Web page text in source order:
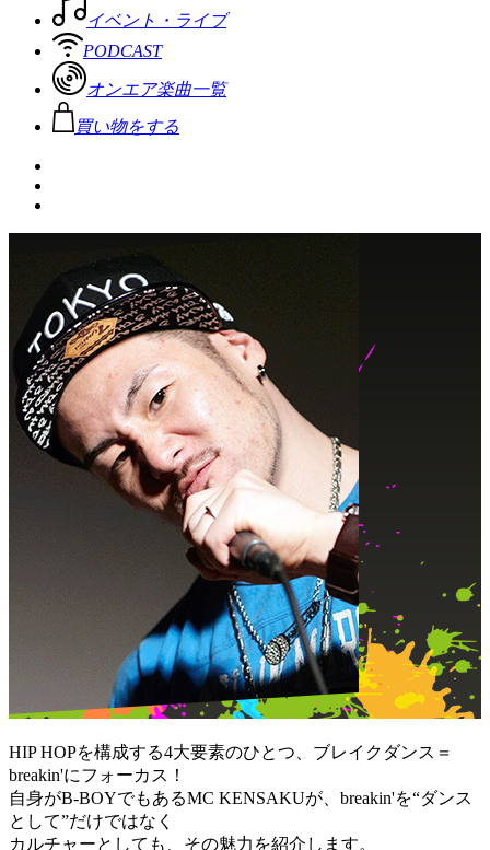
イベント・ライブ
PODCAST
オンエア楽曲一覧
買い物をする
HIP HOPを構成する4大要素のひとつ、ブレイクダンス＝
breakin'にフォーカス！
自身がB-BOYでもあるMC KENSAKUが、breakin'を“ダンス
として”だけではなく
カルチャーとしても、その魅力を紹介します。